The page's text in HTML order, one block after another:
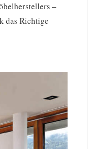
–
das Richtige